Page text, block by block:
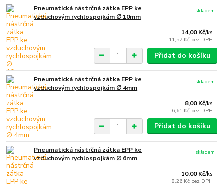
Pneumatická nástrčná zátka EPP ke
vzduchovým rychlospojkám ∅ 10mm
14,00 Kč/ks
11,57 Kč bez DPH
skladem
Přidat do košíku
Pneumatická nástrčná zátka EPP ke
vzduchovým rychlospojkám ∅ 4mm
8,00 Kč/ks
6,61 Kč bez DPH
skladem
Přidat do košíku
Pneumatická nástrčná zátka EPP ke
vzduchovým rychlospojkám ∅ 6mm
10,00 Kč/ks
8,26 Kč bez DPH
skladem